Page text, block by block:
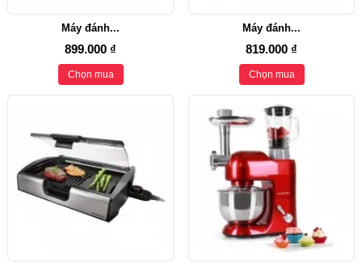
Máy đánh...
899.000 ₫
Chọn mua
Máy đánh...
819.000 ₫
Chọn mua